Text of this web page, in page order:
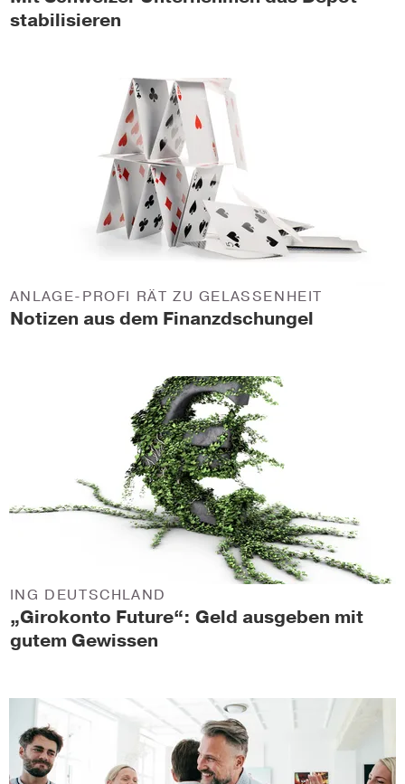
stabilisieren
Notizen aus dem Finanzdschungel
ANLAGE-PROFI RÄT ZU GELASSENHEIT
„Girokonto Future“: Geld ausgeben mit
gutem Gewissen
ING DEUTSCHLAND